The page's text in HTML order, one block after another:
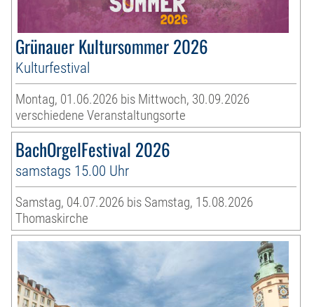
Grünauer Kultursommer 2026
Kulturfestival
Montag, 01.06.2026 bis Mittwoch, 30.09.2026
verschiedene Veranstaltungsorte
BachOrgelFestival 2026
samstags 15.00 Uhr
Samstag, 04.07.2026 bis Samstag, 15.08.2026
Thomaskirche